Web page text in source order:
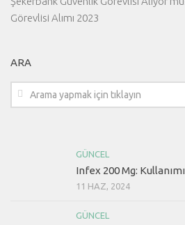
Görevlisi Alımı 2023
ARA
GÜNCEL
Infex 200 Mg:
11 HAZ, 2024
GÜNCEL